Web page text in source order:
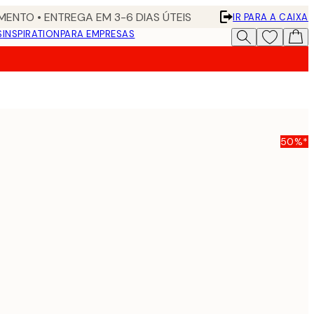
• ENTREGA EM 3-6 DIAS ÚTEIS
IR PARA A CAIXA
INSPIRATIONPARA EMPRESAS
50%*